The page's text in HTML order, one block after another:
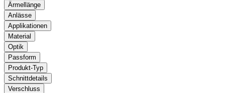
Ärmellänge
Anlässe
Applikationen
Material
Optik
Passform
Produkt-Typ
Schnittdetails
Verschluss